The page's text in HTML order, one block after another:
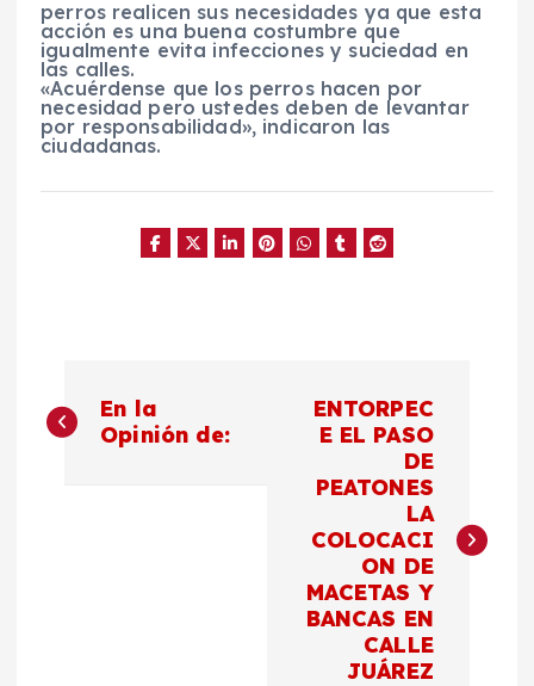
perros realicen sus necesidades ya que esta
acción es una buena costumbre que
igualmente evita infecciones y suciedad en
las calles.
«Acuérdense que los perros hacen por
necesidad pero ustedes deben de levantar
por responsabilidad», indicaron las
ciudadanas.
a
En la
Opinión de:
ENTORPEC
E EL PASO
DE
PEATONES
LA
COLOCACI
ON DE
MACETAS Y
BANCAS EN
CALLE
JUÁREZ